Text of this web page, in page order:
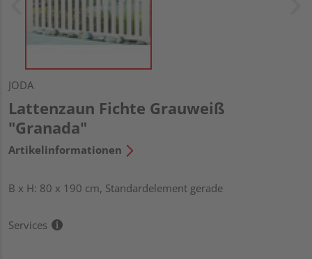
JODA
Lattenzaun Fichte Grauweiß
"Granada"
Artikelinformationen
B x H: 80 x 190 cm, Standardelement gerade
Services